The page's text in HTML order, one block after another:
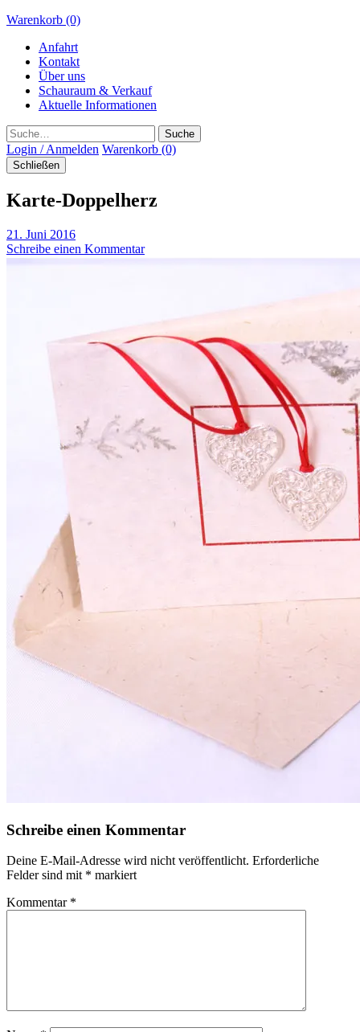
Warenkorb (0)
Anfahrt
Kontakt
Über uns
Schauraum & Verkauf
Aktuelle Informationen
Suche
Login / Anmelden Warenkorb (0)
Schließen
Karte-Doppelherz
21. Juni 2016
Schreibe einen Kommentar
Schreibe einen Kommentar
Deine E-Mail-Adresse wird nicht veröffentlicht. Erforderliche
Felder sind mit * markiert
Kommentar *